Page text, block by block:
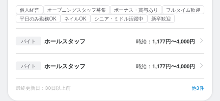
個人経営 オープニングスタッフ募集 ボーナス・賞与あり
フルタイム歓迎
平日のみ勤務OK
ネイルOK シニア・ミドル活躍中 新卒歓迎
バイト ホールスタッフ 時給： 1,177円〜4,000円
バイト ホールスタッフ 時給： 1,177円〜4,000円
最終更新日：30日以上前 他3件